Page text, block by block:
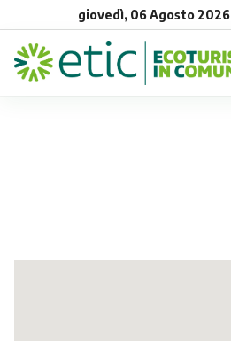
giovedì, 06 Agosto 2026